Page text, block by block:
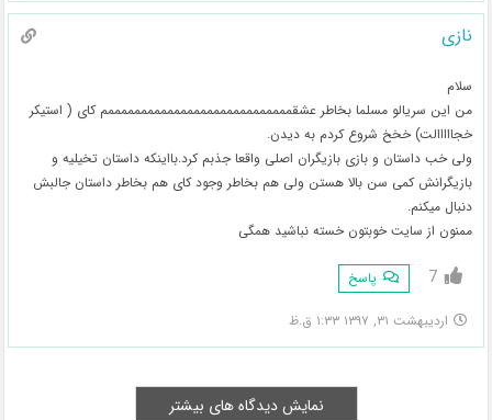
نازی
سلام
من این سریالو مسلما بخاطر عشقممممممممممممممممممممممممممممم کای ( استیکر
خجااااالت) خخخ شروع کردم به دیدن.
ولی خب داستان و بازی بازیگران اصلی واقعا جذبم کرد.بااینکه داستان تخیلیه و
بازیگرانش کمی سن بالا هستن ولی هم بخاطر وجود کای هم بخاطر داستان جالبش
دنبال میکنم.
ممنون از سایت خوبتون خسته نباشید همگی
7 پاسخ
اردیبهشت ۳۱, ۱۳۹۷ ۱:۳۳ ق.ظ
نمایش دیدگاه های بیشتر